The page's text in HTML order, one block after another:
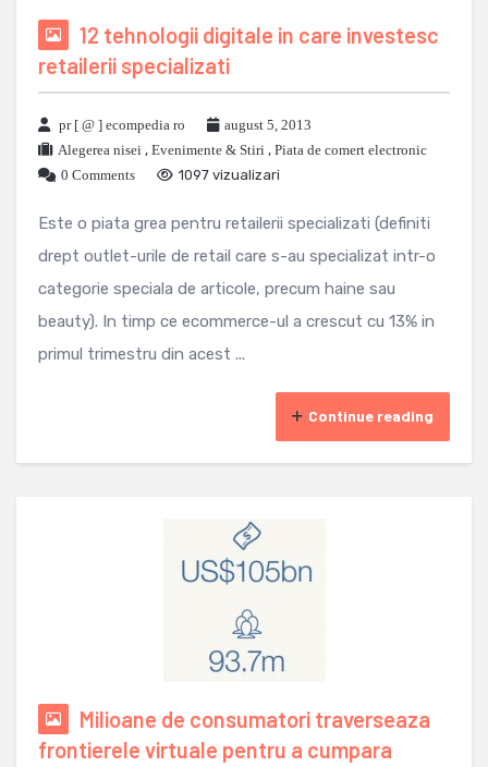
12 tehnologii digitale in care investesc
retailerii specializati
pr [ @ ] ecompedia ro
august 5, 2013
Alegerea nisei , Evenimente & Stiri , Piata de comert electronic
0 Comments
1097 vizualizari
Este o piata grea pentru retailerii specializati (definiti
drept outlet-urile de retail care s-au specializat intr-o
categorie speciala de articole, precum haine sau
beauty). In timp ce ecommerce-ul a crescut cu 13% in
primul trimestru din acest ...
Continue reading
Milioane de consumatori traverseaza
frontierele virtuale pentru a cumpara